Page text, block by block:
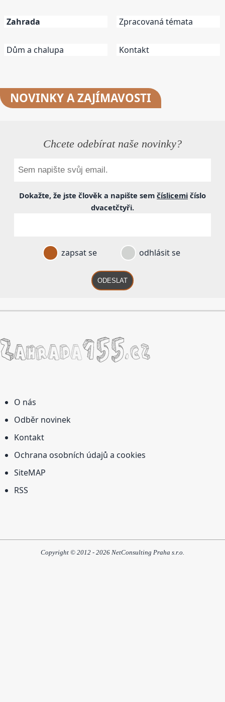
Zahrada
Dům a chalupa
Zpracovaná témata
Kontakt
NOVINKYA ZAJÍMAVOSTI
Chcete odebírat naše novinky?
Dokažte, že jste člověk a napište sem číslicemi číslo
dvacetčtyři.
zapsat se odhlásit se
ODESLAT
O nás
Odběr novinek
Kontakt
Ochrana osobních údajů a cookies
SiteMAP
RSS
Copyright © 2012 - 2026 NetConsulting Praha s.r.o.